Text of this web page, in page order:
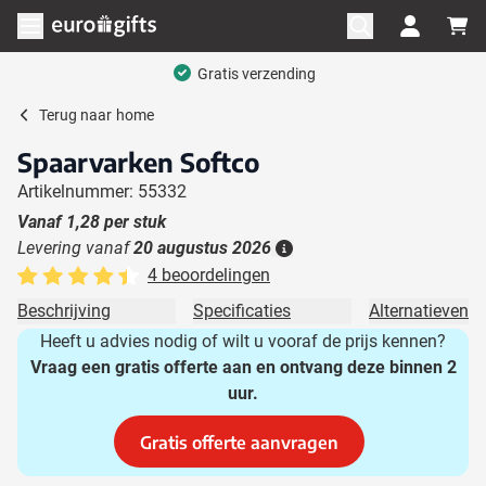
Ga naar de inhoud
Menu openen
Gratis verzending
Terug naar home
Spaarvarken Softco
Artikelnummer: 55332
Vanaf 1,28 per stuk
Levering vanaf20 augustus 2026
4 beoordelingen
Beschrijving
Specificaties
Alternatieven
Heeft u advies nodig of wilt u vooraf de prijs kennen?
Vraag een gratis offerte aan en ontvang deze binnen 2
uur.
Gratis offerte aanvragen